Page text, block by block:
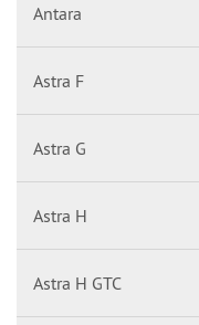
Antara
Astra F
Astra G
Astra H
Astra H GTC